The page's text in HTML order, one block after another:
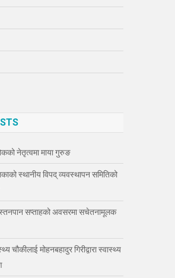
नेतृत्वमा माया गुरुङ
स्थानीय विपद् व्यवस्थापन समितिको
स्तनपान सप्ताहको अवसरमा सचेतनामूलक
चौकीलाई मोहनबहादुर गिरीद्वारा स्वास्थ्य